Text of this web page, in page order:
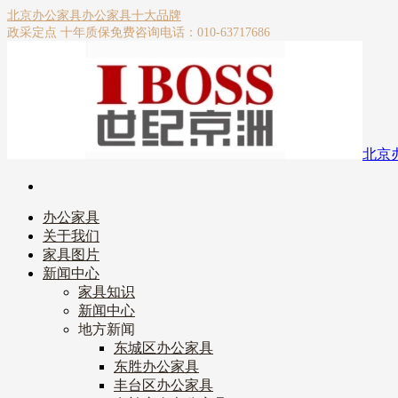
北京办公家具办公家具十大品牌
政采定点 十年质保免费咨询电话：010-63717686
北京
办公家具
关于我们
家具图片
新闻中心
家具知识
新闻中心
地方新闻
东城区办公家具
东胜办公家具
丰台区办公家具